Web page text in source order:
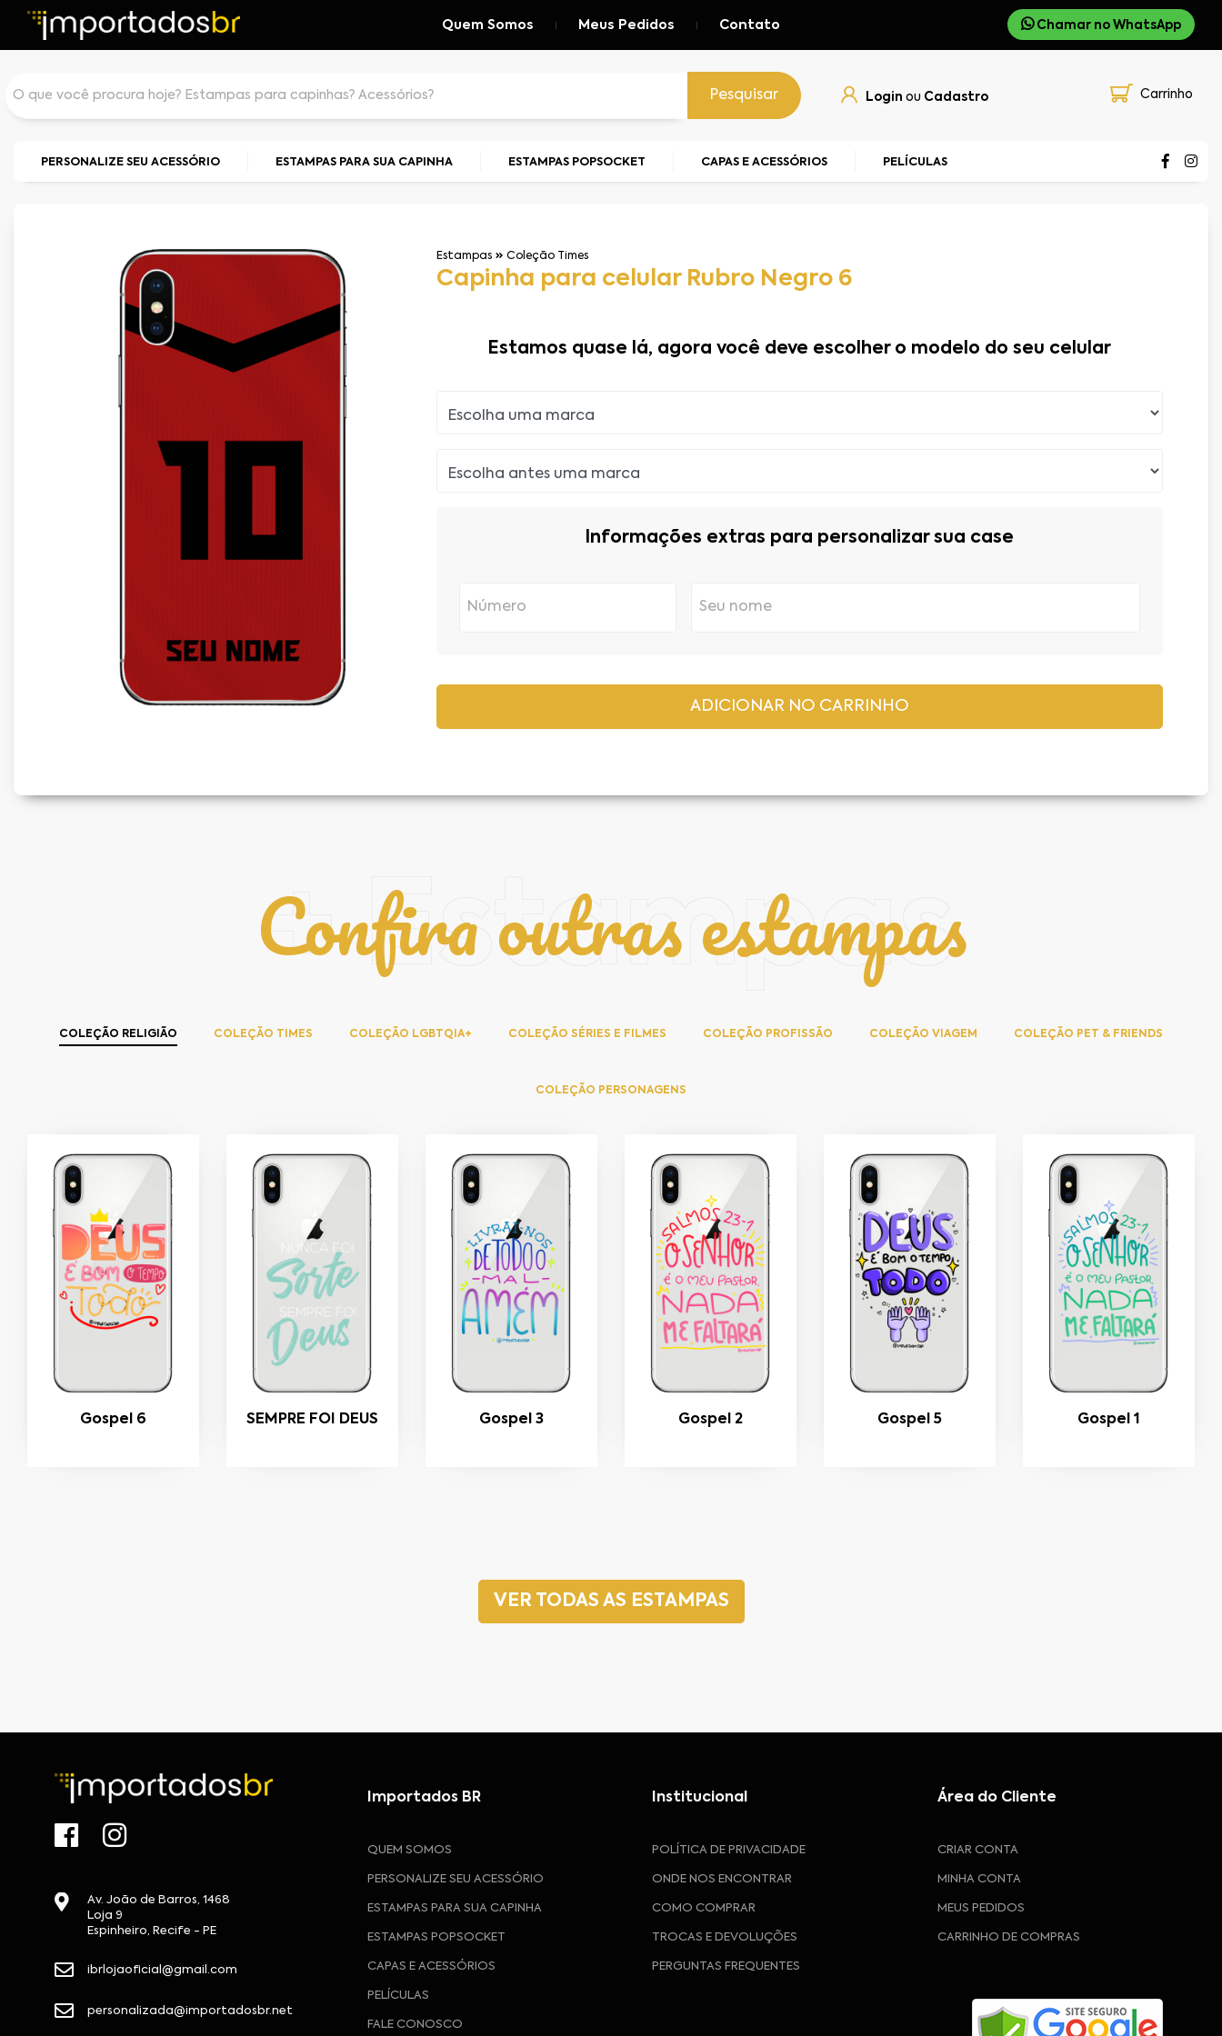
Quem Somos Meus Pedidos Contato Chamar no WhatsApp
Pesquisar Login ou Cadastro Carrinho
PERSONALIZE SEU ACESSÓRIO ESTAMPAS PARA SUA CAPINHA ESTAMPAS POPSOCKET CAPAS E ACESSÓRIOS PELÍCULAS
Estampas Coleção Times
Capinha para celular Rubro Negro 6
Estamos quase lá, agora você deve escolher o modelo do seu celular
Informações extras para personalizar sua case
Confira outras estampas
+ Estampas
COLEÇÃO RELIGIÃO COLEÇÃO TIMES COLEÇÃO LGBTQIA+ COLEÇÃO SÉRIES E FILMES COLEÇÃO PROFISSÃO COLEÇÃO VIAGEM COLEÇÃO PET & FRIENDS
COLEÇÃO PERSONAGENS
Gospel 6 SEMPRE FOI DEUS Gospel 3 Gospel 2 Gospel 5 Gospel 1
VER TODAS AS ESTAMPAS
Av. João de Barros, 1468
Loja 9
Espinheiro, Recife - PE
ibrlojaoficial@gmail.com
personalizada@importadosbr.net
Importados BR
QUEM SOMOS
PERSONALIZE SEU ACESSÓRIO
ESTAMPAS PARA SUA CAPINHA
ESTAMPAS POPSOCKET
CAPAS E ACESSÓRIOS
PELÍCULAS
FALE CONOSCO
Institucional
POLÍTICA DE PRIVACIDADE
ONDE NOS ENCONTRAR
COMO COMPRAR
TROCAS E DEVOLUÇÕES
PERGUNTAS FREQUENTES
Área do Cliente
CRIAR CONTA
MINHA CONTA
MEUS PEDIDOS
CARRINHO DE COMPRAS